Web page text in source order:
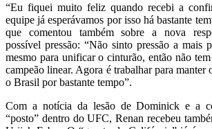
“Eu fiquei muito feliz quando recebi a
equipe já esperávamos por isso há bastante
que comentou também sobre a nova
possível pressão: “Não sinto pressão a mais
mesmo para unificar o cinturão, então não
campeão linear. Agora é trabalhar para
o Brasil por bastante tempo”.
Com a notícia da lesão de Dominick e a
“posto” dentro do UFC, Renan recebeu